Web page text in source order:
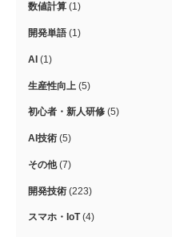
数値計算 (1)
開発単語 (1)
AI (1)
生産性向上 (5)
初心者・新人研修 (5)
AI技術 (5)
その他(7)
開発技術 (223)
スマホ・IoT(4)